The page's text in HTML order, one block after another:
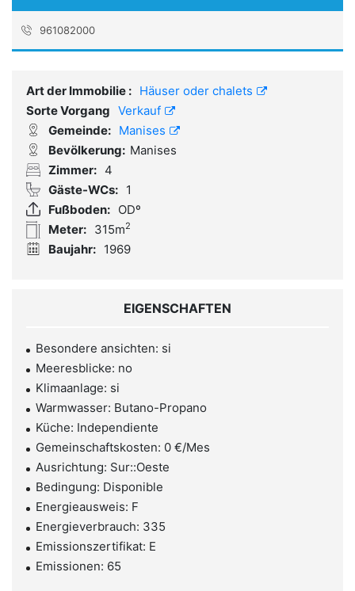
961082000
Art der Immobilie : Häuser oder chalets
Sorte Vorgang Verkauf
Gemeinde: Manises
Bevölkerung: Manises
Zimmer: 4
Gäste-WCs: 1
Fußboden: ODº
Meter: 315m2
Baujahr: 1969
EIGENSCHAFTEN
Besondere ansichten: si
Meeresblicke: no
Klimaanlage: si
Warmwasser: Butano-Propano
Küche: Independiente
Gemeinschaftskosten: 0 €/Mes
Ausrichtung: Sur::Oeste
Bedingung: Disponible
Energieausweis: F
Energieverbrauch: 335
Emissionszertifikat: E
Emissionen: 65